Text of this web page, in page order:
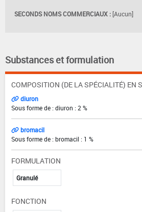
SECONDS NOMS COMMERCIAUX : [Aucun]
Substances et formulation
COMPOSITION (DE LA SPÉCIALITÉ) EN
diuron
Sous forme de : diuron : 2 %
bromacil
Sous forme de : bromacil : 1 %
FORMULATION
Granulé
FONCTION